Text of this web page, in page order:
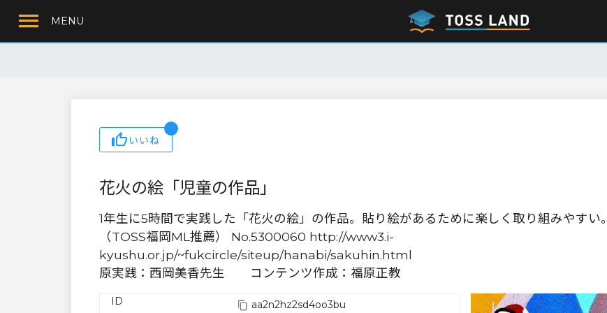
MENU
いいね
花火の絵「児童の作品」
1年生に5時間で実践した「花火の絵」の作品。貼り絵があるために楽しく取り組みやすい。
（TOSS福岡ML推薦） No.5300060 http://www3.i-
kyushu.or.jp/~fukcircle/siteup/hanabi/sakuhin.html
原実践：西岡美香先生 コンテンツ作成：福原正教
ID aa2n2hz2sd4oo3bu